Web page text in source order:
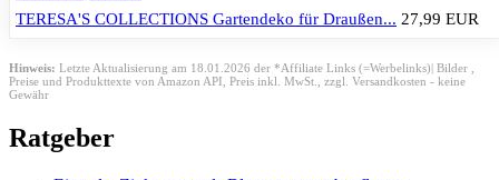
TERESA'S COLLECTIONS Gartendeko für Draußen... 27,99 EUR
Hinweis: Letzte Aktualisierung am 18.01.2026 der *Affiliate Links (=Werbelinks)| Bilder ,
Preise und Produkttexte von Amazon API, Preis inkl. MwSt., zzgl. Versandkosten - keine
Gewähr
Ratgeber